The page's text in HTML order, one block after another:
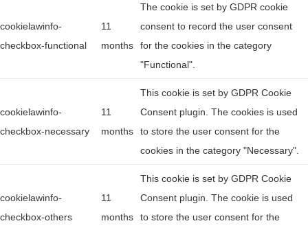
cookielawinfo-
checkbox-functional
11
months
The cookie is set by GDPR cookie
consent to record the user consent
for the cookies in the category
"Functional".
cookielawinfo-
checkbox-necessary
11
months
This cookie is set by GDPR Cookie
Consent plugin. The cookies is used
to store the user consent for the
cookies in the category "Necessary".
cookielawinfo-
checkbox-others
11
months
This cookie is set by GDPR Cookie
Consent plugin. The cookie is used
to store the user consent for the